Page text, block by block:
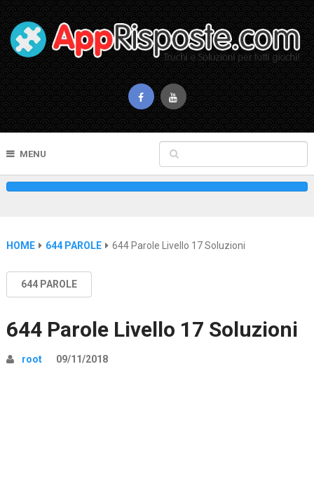
MENU
HOME 644 PAROLE 644 Parole Livello 17 Soluzioni
644 PAROLE
644 Parole Livello 17 Soluzioni
root 09/11/2018